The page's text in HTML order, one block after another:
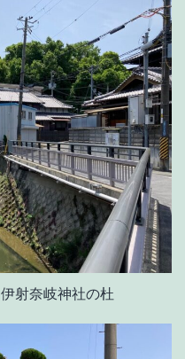
射奈岐神社の杜